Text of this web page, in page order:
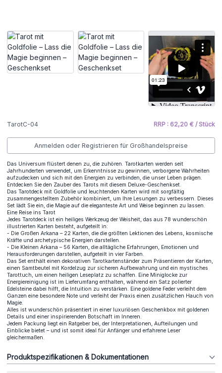
TarotC-04 RRP : 62,20 € / Stück
Anmelden oder Registrieren für Großhandelspreise
Das Universum flüstert denen zu, die zuhören. Tarotkarten werden seit
Jahrhunderten verwendet, um Erkenntnisse zu gewinnen, verborgene Wahrheiten
aufzudecken und sich mit den Energien zu verbinden, die unser Leben prägen.
Entdecken Sie den Zauber des Tarots mit diesem Deluxe-Geschenkset.
Das Tarotdeck mit Goldfolie und leuchtenden Karten wird mit sorgfältig
zusammengestelltem Zubehör kombiniert, um Ihre Lesungen zu verbessern. Dieses
Set lädt Sie ein, die Magie auf die eleganteste Art und Weise beginnen zu lassen.
Eine Reise ins Tarot
Jedes Tarotdeck ist ein heiliges Werkzeug der Weisheit, das aus 78 wunderschön
illustrierten Karten besteht, aufgeteilt in:
- Die Großen Arkana – 22 Karten, die die größten Lektionen des Lebens, kosmische
Kräfte und archetypische Energien darstellen.
- Die Kleinen Arkana – 56 Karten, die alltägliche Erfahrungen, Emotionen und
Herausforderungen darstellen, aufgeteilt in vier Farben.
Das Set enthält einen dekorativen Tarotkartenständer zum Präsentieren der Karten,
einen Samtbeutel mit Kordelzug zur sicheren Aufbewahrung und ein mystisches
Tarottuch, um einen heiligen Leseplatz zu schaffen. Eine Miniglocke zur
Energiereinigung ist im Lieferumfang enthalten, während ein Satz polierter
Edelsteine dabei hilft, die Intuition zu verstärken. Eine goldene Feder verleiht dem
Ganzen eine besondere Note und verleiht der Praxis einen zusätzlichen Hauch von
Magie.
Alles ist wunderschön präsentiert in einer luxuriösen Geschenkbox mit goldenen
Details und einer inspirierenden Botschaft im Inneren.
Jedem Packung liegt ein Ratgeber bei, der Interpretationen, Aufteilungen und
Einblicke bietet – und ist somit ideal für Anfänger und erfahrene Leser
gleichermaßen.
Produktspezifikationen & Dokumentationen